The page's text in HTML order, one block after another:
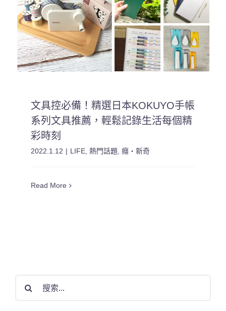
文具控必備！精選日本KOKUYO手帳
系列文具推薦，輕鬆記錄生活每個精
彩時刻
2022.1.12 | LIFE,熱門話題,癮・新奇
Read More